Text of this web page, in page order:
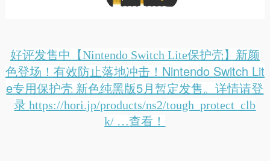
好评发售中【Nintendo Switch Lite保护壳】新颜
色登场！有效防止落地冲击！ Nintendo Switch Lit
e专用保护壳 新色纯黑版5月暂定发售。详情请登
录https://hori.jp/products/ns2/tough_protect_clb
k/ …查看！